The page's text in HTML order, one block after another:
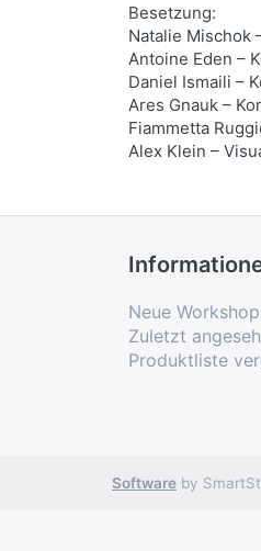
Besetzung:
Natalie Mischok
Antoine Eden –
Daniel Ismaili –
Ares Gnauk –
Fiammetta
Alex Klein –
Neue
Zuletzt
Produktliste
Software by